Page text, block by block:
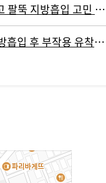
[V헬스] 여름 앞두고 팔뚝 지방흡입 고민 중이라면 '이것' 주의해야
[메디컬투데이] 지방흡입 후 부작용 유착현상인 ‘바이오본드’ 개선하려면?